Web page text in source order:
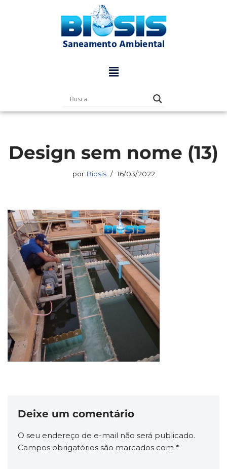
Design sem nome (13)
por Biosis 16/03/2022
Deixe um comentário
O seu endereço de e-mail não será publicado.
Campos obrigatórios são marcados com *